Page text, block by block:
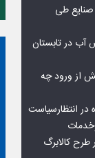
طی
در تابستان
از ورود چه
انتظارسیاست
کالابرگ